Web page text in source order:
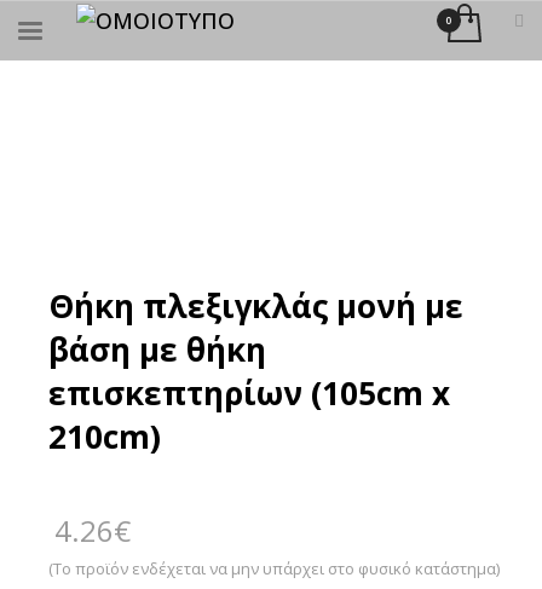
ΑΝΑΖΉΤΗΣΗ
Θήκη πλεξιγκλάς μονή με
βάση με θήκη
επισκεπτηρίων (105cm x
210cm)
4.26€
(Το προϊόν ενδέχεται να μην υπάρχει στο φυσικό κατάστημα)